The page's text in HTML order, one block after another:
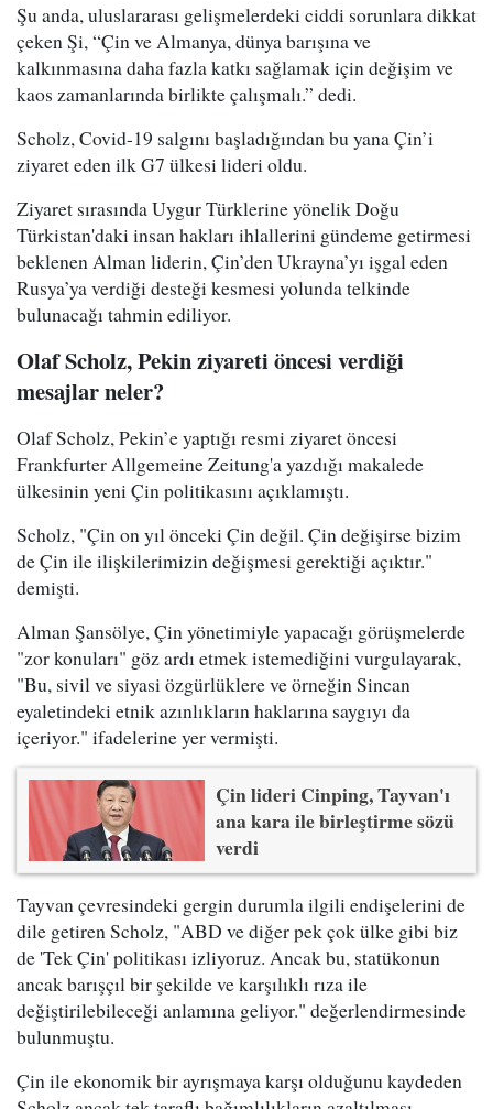
Şu anda, uluslararası gelişmelerdeki ciddi sorunlara dikkat
çeken Şi, “Çin ve Almanya, dünya barışına ve
kalkınmasına daha fazla katkı sağlamak için değişim ve
kaos zamanlarında birlikte çalışmalı.” dedi.
Scholz, Covid-19 salgını başladığından bu yana Çin’i
ziyaret eden ilk G7 ülkesi lideri oldu.
Ziyaret sırasında Uygur Türklerine yönelik Doğu
Türkistan'daki insan hakları ihlallerini gündeme getirmesi
beklenen Alman liderin, Çin’den Ukrayna’yı işgal eden
Rusya’ya verdiği desteği kesmesi yolunda telkinde
bulunacağı tahmin ediliyor.
Olaf Scholz, Pekin ziyareti öncesi verdiği
mesajlar neler?
Olaf Scholz, Pekin’e yaptığı resmi ziyaret öncesi
Frankfurter Allgemeine Zeitung'a yazdığı makalede
ülkesinin yeni Çin politikasını açıklamıştı.
Scholz, "Çin on yıl önceki Çin değil. Çin değişirse bizim
de Çin ile ilişkilerimizin değişmesi gerektiği açıktır."
demişti.
Alman Şansölye, Çin yönetimiyle yapacağı görüşmelerde
"zor konuları" göz ardı etmek istemediğini vurgulayarak,
"Bu, sivil ve siyasi özgürlüklere ve örneğin Sincan
eyaletindeki etnik azınlıkların haklarına saygıyı da
içeriyor." ifadelerine yer vermişti.
Çin lideri Cinping, Tayvan'ı
ana kara ile birleştirme sözü
verdi
Tayvan çevresindeki gergin durumla ilgili endişelerini de
dile getiren Scholz, "ABD ve diğer pek çok ülke gibi biz
de 'Tek Çin' politikası izliyoruz. Ancak bu, statükonun
ancak barışçıl bir şekilde ve karşılıklı rıza ile
değiştirilebileceği anlamına geliyor." değerlendirmesinde
bulunmuştu.
Çin ile ekonomik bir ayrışmaya karşı olduğunu kaydeden